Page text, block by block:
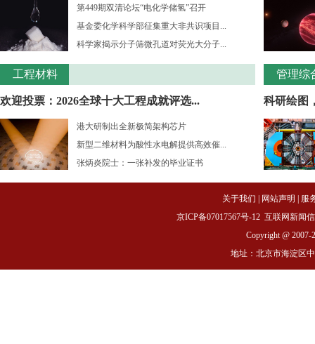
第449期双清论坛“电化学储氢”召开
基金委化学科学部征集重大非共识项目...
科学家揭示分子筛微孔道对荧光大分子...
工程材料
欢迎投票：2026全球十大工程成就评选...
港大研制出全新极简架构芯片
新型二维材料为酸性水电解提供高效催...
张炳炎院士：一张补发的毕业证书
管理综
科研绘图
关于我们 网站声明
服
京ICP备07017567号-12 互联网新闻
Copyright @ 2007-
地址：北京市海淀区